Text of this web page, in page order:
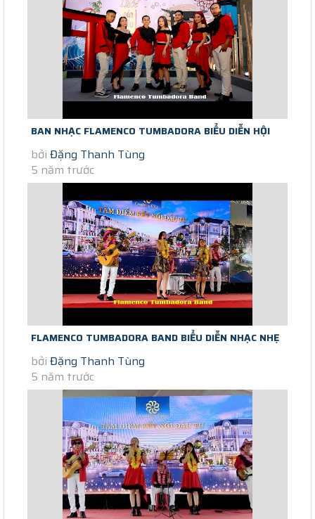
BAN NHẠC FLAMENCO TUMBADORA BIỂU DIỄN HỘI
NGHỊ KHÁCH HÀNG SUMITOMO PULLMAN...
bởi Đặng Thanh Tùng
5 năm trước
FLAMENCO TUMBADORA BAND BIỂU DIỄN NHẠC NHẸ
ĐÓN KHÁCH DỰ ÁN CENTURY CITY...
bởi Đặng Thanh Tùng
5 năm trước